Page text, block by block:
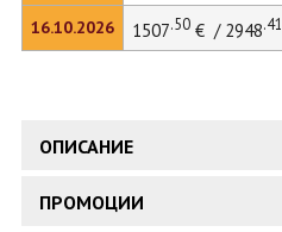
16.10.2026
1507.50€ / 2948.41
ОПИСАНИЕ
ПРОМОЦИИ